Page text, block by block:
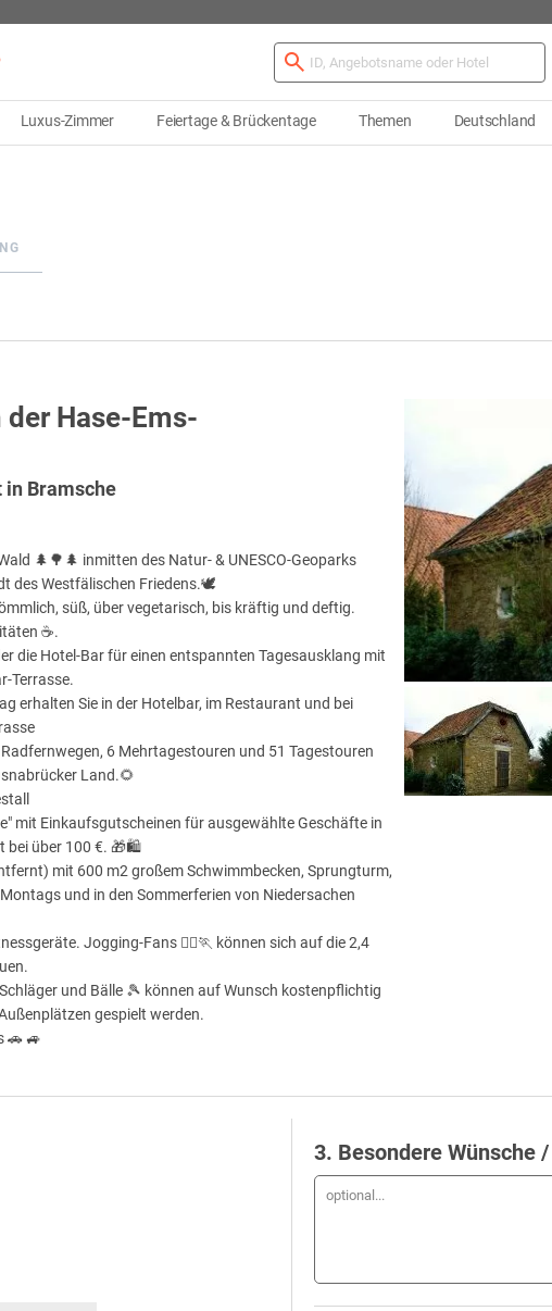
Luxus-Zimmer Feiertage & Brückentage Themen Deutschland
Hase-Ems-
in Bramsche
🌲🌳🌲 inmitten des Natur- & UNESCO-Geoparks
des Westfälischen Friedens.🕊️
süß, über vegetarisch, bis kräftig und deftig.
☕️.
die Hotel-Bar für einen entspannten Tagesausklang mit
Terrasse.
erhalten Sie in der Hotelbar, im Restaurant und bei
6 Mehrtagestouren und 51 Tagestouren
Land.🌻
mit Einkaufsgutscheinen für ausgewählte Geschäfte in
bei über 100 €. 🎁🛍️
mit 600 m2 großem Schwimmbecken, Sprungturm,
und in den Sommerferien von Niedersachen
Jogging-Fans 🏃‍♀️🏃 können sich auf die 2,4
und Bälle 🎾 können auf Wunsch kostenpflichtig
gespielt werden.
🚗 🚙
3. Besondere Wünsche